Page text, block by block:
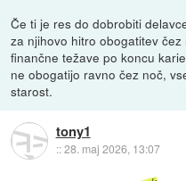
Če ti je res do dobrobiti
za njihovo hitro obogatitev
finančne težave po koncu
ne obogatijo ravno čez noč,
starost.
tony1
::28. maj 2026, 13:07